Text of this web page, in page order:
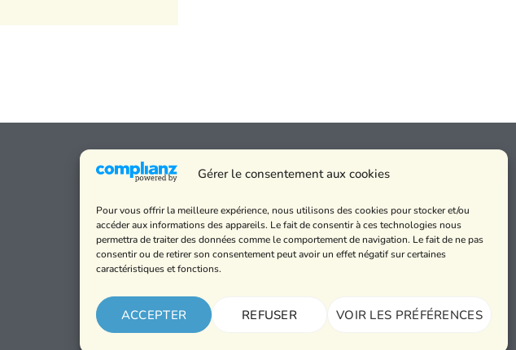
Gérer le consentement aux cookies
Pour vous offrir la meilleure expérience, nous utilisons des cookies pour stocker et/ou
accéder aux informations des appareils. Le fait de consentir à ces technologies nous
permettra de traiter des données comme le comportement de navigation. Le fait de ne pas
consentir ou de retirer son consentement peut avoir un effet négatif sur certaines
caractéristiques et fonctions.
ACCEPTER REFUSER VOIR LES PRÉFÉRENCES
Agenda
Horaires messes
Politique de cookies et
confidentialité
Mentions légales